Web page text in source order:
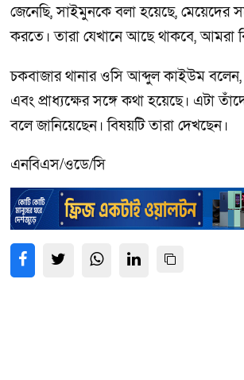
জেনেছি, সাইমুনকে বলা হয়েছে, মেয়েদের
করতে। তারা যেখানে আছে থাকবে, আমরা
চকবাজার থানার ওসি আব্দুল কাইউম
এবং প্রাধ্যক্ষের সঙ্গে কথা হয়েছে। এটা
বলে জানিয়েছেন। বিষয়টি তারা দেখছেন।
এনবিএস/ওডে/সি